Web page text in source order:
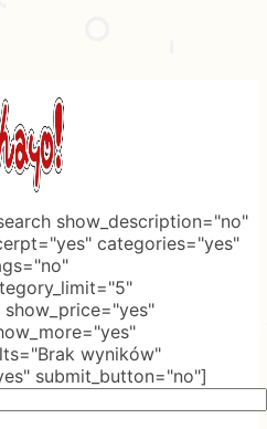
show_description="no"
categories="yes"
wyników"
submit_button="no"]